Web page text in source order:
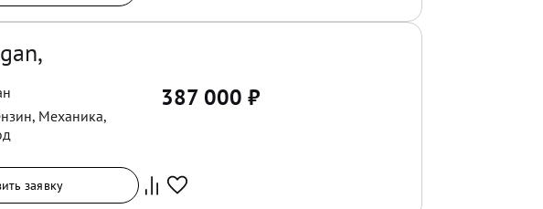
, Механика,
387 000 ₽
заявку